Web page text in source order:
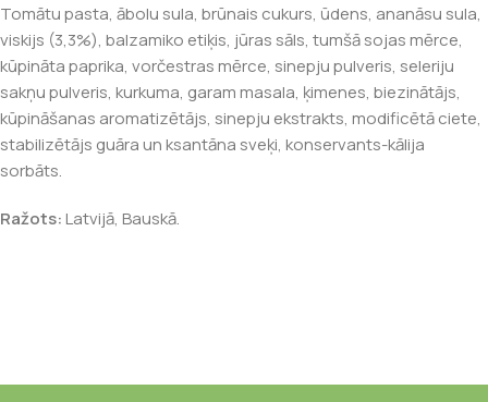
Tomātu pasta, ābolu sula, brūnais cukurs, ūdens, ananāsu sula,
viskijs (3,3%), balzamiko etiķis, jūras sāls, tumšā sojas mērce,
kūpināta paprika, vorčestras mērce, sinepju pulveris, seleriju
sakņu pulveris, kurkuma, garam masala, ķimenes, biezinātājs,
kūpināšanas aromatizētājs, sinepju ekstrakts, modificētā ciete,
stabilizētājs guāra un ksantāna sveķi, konservants-kālija
sorbāts.
Ražots:Latvijā, Bauskā.